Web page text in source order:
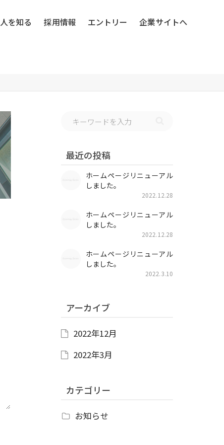
人を知る 採用情報 エントリー 企業サイトへ
最近の投稿
ホームページリニューアル
しました。
2022.12.28
ホームページリニューアル
しました。
2022.12.28
ホームページリニューアル
しました。
2022.3.10
アーカイブ
2022年12月
2022年3月
カテゴリー
お知らせ